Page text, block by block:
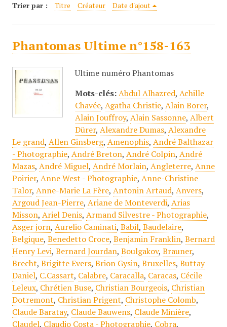
Trier par : Titre Créateur Date d'ajout
Phantomas Ultime n°158-163
Ultime numéro Phantomas
Mots-clés: Abdul Alhazred, Achille
Chavée, Agatha Christie, Alain Borer,
Alain Jouffroy, Alain Sassonne, Albert
Dürer, Alexandre Dumas, Alexandre
Le grand, Allen Ginsberg, Amenophis, André Balthazar
- Photographie, André Breton, André Colpin, André
Mazas, André Miguel, André Morlain, Angleterre, Anne
Poirier, Anne West - Photographie, Anne-Christine
Talor, Anne-Marie La Fère, Antonin Artaud, Anvers,
Argoud Jean-Pierre, Ariane de Monteverdi, Arias
Misson, Ariel Denis, Armand Silvestre - Photographie,
Asger jorn, Aurelio Caminati, Babil, Baudelaire,
Belgique, Benedetto Croce, Benjamin Franklin, Bernard
Henry Levi, Bernard Jourdan, Boulgakov, Brauner,
Brecht, Brigitte Evers, Brion Gysin, Bruxelles, Buttay
Daniel, C.Cassart, Calabre, Caracalla, Caracas, Cécile
Leleux, Chrétien Buse, Christian Bourgeois, Christian
Dotremont, Christian Prigent, Christophe Colomb,
Claude Baratay, Claude Bauwens, Claude Minière,
Claudel, Claudio Costa - Photographie, Cobra,